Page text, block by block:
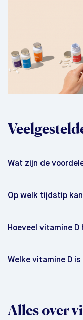
Wat zijn de
Op welk tijdstip
Hoeveel vitamine
Welke vitamine D
Alles over